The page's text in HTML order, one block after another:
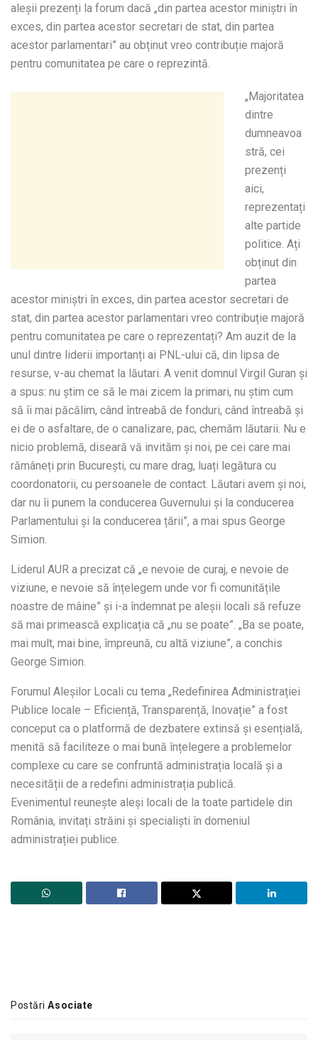
aleșii prezenți la forum dacă „din partea acestor miniștri în
exces, din partea acestor secretari de stat, din partea
acestor parlamentari” au obținut vreo contribuție majoră
pentru comunitatea pe care o reprezintă.
„Majoritatea
dintre
dumneavoa
stră, cei
prezenți
aici,
reprezentați
alte partide
politice. Ați
obținut din
partea
acestor miniștri în exces, din partea acestor secretari de
stat, din partea acestor parlamentari vreo contribuție majoră
pentru comunitatea pe care o reprezentați? Am auzit de la
unul dintre liderii importanți ai PNL-ului că, din lipsa de
resurse, v-au chemat la lăutari. A venit domnul Virgil Guran și
a spus: nu știm ce să le mai zicem la primari, nu știm cum
să îi mai păcălim, când întreabă de fonduri, când întreabă și
ei de o asfaltare, de o canalizare, pac, chemăm lăutarii. Nu e
nicio problemă, diseară vă invităm și noi, pe cei care mai
rămâneți prin București, cu mare drag, luați legătura cu
coordonatorii, cu persoanele de contact. Lăutari avem și noi,
dar nu îi punem la conducerea Guvernului și la conducerea
Parlamentului și la conducerea țării”, a mai spus George
Simion.
Liderul AUR a precizat că „e nevoie de curaj, e nevoie de
viziune, e nevoie să înțelegem unde vor fi comunitățile
noastre de mâine” și i-a îndemnat pe aleșii locali să refuze
să mai primească explicația că „nu se poate”. „Ba se poate,
mai mult, mai bine, împreună, cu altă viziune”, a conchis
George Simion.
Forumul Aleșilor Locali cu tema „Redefinirea Administrației
Publice locale – Eficiență, Transparență, Inovație” a fost
conceput ca o platformă de dezbatere extinsă și esențială,
menită să faciliteze o mai bună înțelegere a problemelor
complexe cu care se confruntă administrația locală și a
necesității de a redefini administrația publică.
Evenimentul reunește aleși locali de la toate partidele din
România, invitați străini și specialiști în domeniul
administrației publice.
PostăriAsociate